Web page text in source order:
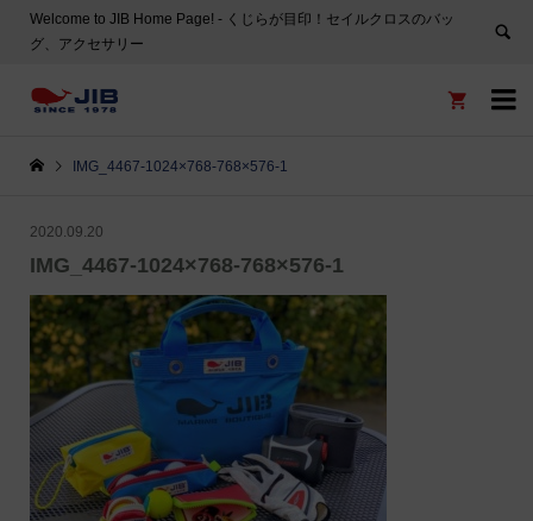
Welcome to JIB Home Page! ‐ くじらが目印！セイルクロスのバッ
グ、アクセサリー


IMG_4467-1024×768-768×576-1
2020.09.20
IMG_4467-1024×768-768×576-1